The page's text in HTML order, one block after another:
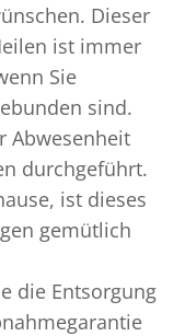
Dieser
ist immer
Sie
sind.
Abwesenheit
durchgeführt.
ist dieses
gemütlich
die Entsorgung